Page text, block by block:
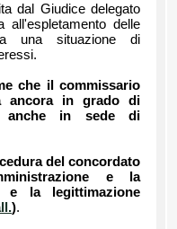
dal Giudice delegato
all'espletamento delle
una situazione di
che il commissario
ancora in grado di
anche in sede di
del concordato
e la
la legittimazione
).